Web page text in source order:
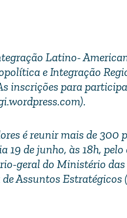
Latino-
e Integração
inscrições para
é reunir mais de 300
19 de junho, às 18h,
geral do Ministério
Assuntos